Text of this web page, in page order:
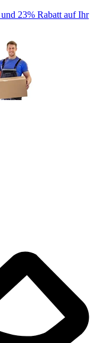
und 23% Rabatt auf Ihr